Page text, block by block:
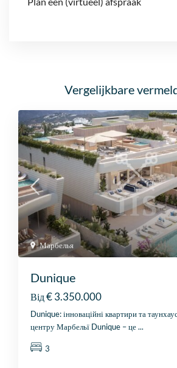
Vergelijkbare
Марбелья
Dunique
Від€ 3.350.000
Dunique: інноваційні квартири та
центру Марбельї Dunique – це...
3